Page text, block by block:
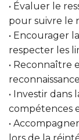
• Évaluer le
pour suivre le
• Encourager
respecter les
• Reconnaître
• Investir dans
compétences
•